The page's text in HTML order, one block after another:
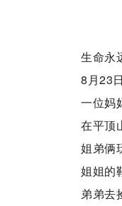
生命永
8月23日
一位妈
在平顶
姐弟俩
姐姐的
弟弟去